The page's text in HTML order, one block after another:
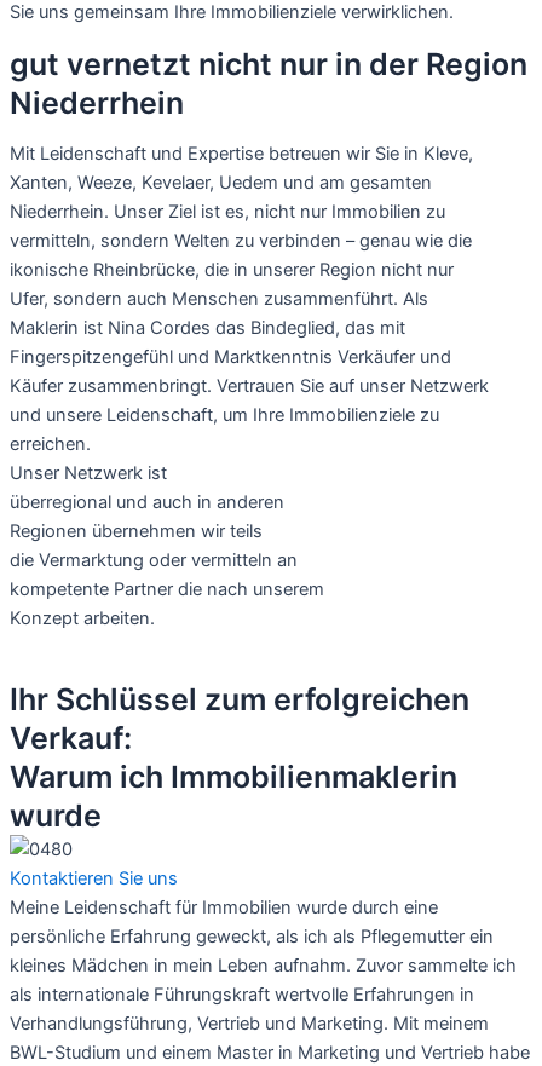
Sie uns gemeinsam Ihre Immobilienziele verwirklichen.
gut vernetzt nicht nur in der Region
Niederrhein
Mit Leidenschaft und Expertise betreuen wir Sie in Kleve,
Xanten, Weeze, Kevelaer, Uedem und am gesamten
Niederrhein. Unser Ziel ist es, nicht nur Immobilien zu
vermitteln, sondern Welten zu verbinden – genau wie die
ikonische Rheinbrücke, die in unserer Region nicht nur
Ufer, sondern auch Menschen zusammenführt. Als
Maklerin ist Nina Cordes das Bindeglied, das mit
Fingerspitzengefühl und Marktkenntnis Verkäufer und
Käufer zusammenbringt. Vertrauen Sie auf unser Netzwerk
und unsere Leidenschaft, um Ihre Immobilienziele zu
erreichen.
Unser Netzwerk ist
überregional und auch in anderen
Regionen übernehmen wir teils
die Vermarktung oder vermitteln an
kompetente Partner die nach unserem
Konzept arbeiten.
Ihr Schlüssel zum erfolgreichen
Verkauf:
Warum ich Immobilienmaklerin
wurde
Kontaktieren Sie uns
Meine Leidenschaft für Immobilien wurde durch eine
persönliche Erfahrung geweckt, als ich als Pflegemutter ein
kleines Mädchen in mein Leben aufnahm. Zuvor sammelte ich
als internationale Führungskraft wertvolle Erfahrungen in
Verhandlungsführung, Vertrieb und Marketing. Mit meinem
BWL-Studium und einem Master in Marketing und Vertrieb habe